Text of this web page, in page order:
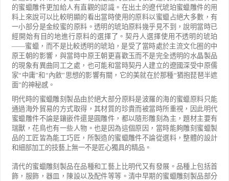
的蜜蠟雕件更加給人有直觀的認識。在出土的遼代琥珀蜜蠟雕件的用
料上來說可以比較明顯的看出當時使用的原料以蜜蠟占絕大多數，有
一小部分是金絞蜜的原料。透明的琥珀原料幾乎見不到，說明當時已
經開始有目的地進行原料的選擇了。契丹人選擇使用不透明的琥珀
——蜜蠟，而不是比較透明的琥珀，是受了當時處於主流文化圈的中
原王朝的影響，與當時中原王朝更喜歡玉而不是完全透明的水晶製品
的現象有異曲同工之處，也可能和當時契丹人建立的遼國深受中原儒
家“ 中庸”和 “內斂” 思想的影響有關，它的美就在於那種“猶抱琵琶半遮
面”的神秘感。
明代時的蜜蠟雕刻製品由於絕大部分原料是波羅的海的蜜蠟原料只能
通過海外貿易的方式取得，其材質的珍貴而被當時所重視，因此明代
蜜蠟雕件不論是鑲嵌件還是圓雕件，都以隨形雕刻為主，題材主要有
瑞獸，花鳥也有一些人物。也是因為這個原因，當時能夠雕刻蜜蠟製
品的工匠皆為能工巧匠，所製造的蜜蠟雕件不論從選料，整體的設計
和細部加工的技藝上無一不是匠心獨具的精品。
清代的蜜蠟雕刻製品在品種和工藝上比明代又有發展。品種上包括首
飾，服飾，器皿，陳設以及配件等等。清中早期的蜜蠟雕刻製品部分